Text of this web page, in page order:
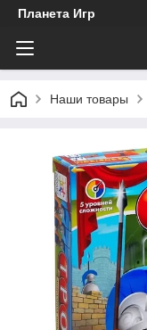
Планета Игр
Наши товары